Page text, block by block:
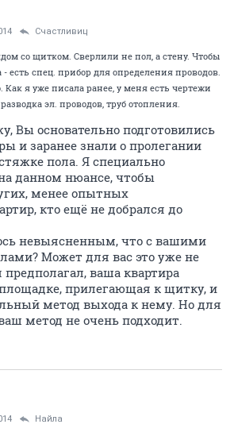
Счастливиц
со щитком. Сверлили не пол, а стену. Чтобы
есть спец. прибор для определения проводов.
Как я уже писала ранее, у меня есть чертежи
эл. проводов, труб отопления.
Вы основательно подготовились
и заранее знали о пролегании
пола. Я специально
данном нюансе, чтобы
менее опытных
кто ещё не добрался до
невыясненным, что с вашими
Может для вас это уже не
предполагал, ваша квартира
прилегающая к щитку, и
метод выхода к нему. Но для
метод не очень подходит.
Найла